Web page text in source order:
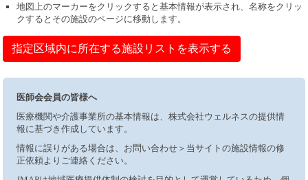
地図上のマーカーをクリックすると基本情報が表示され、名称をクリッ
クするとその施設のページに移動します。
指定区域内に所在する施設リストを表示する
医師会会員の皆様へ
医療機関や介護事業所の基本情報は、株式会社ウェルネスの提供情
報に基づき作成しています。
情報に誤りがある場合は、お問い合わせ＞当サイトの施設情報の修
正依頼よりご連絡ください。